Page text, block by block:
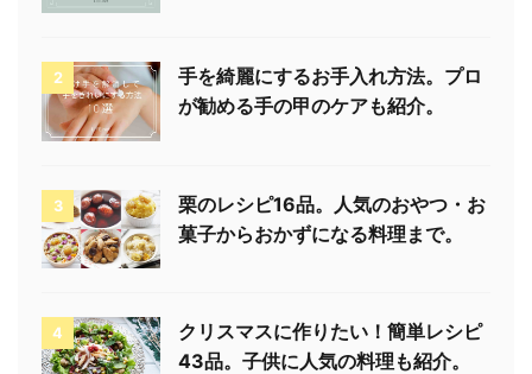
2
手を綺麗にするお手入れ方法。プロ
が勧める手の甲のケアも紹介。
3
栗のレシピ16品。人気のおやつ・お
菓子からおかずになる料理まで。
4
クリスマスに作りたい！簡単レシピ
43品。子供に人気の料理も紹介。